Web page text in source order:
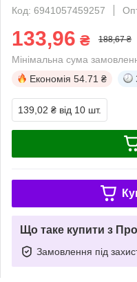
Код: 6941057459257
133,96 ₴ 188,67 ₴
Мінімальна сума
Економія 54.71 ₴
139,02 ₴ від 10 шт.
Що таке купити з
Замовлення під